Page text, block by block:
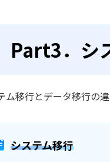
Part3．シ
ム移行とデータ移行の
システム移行